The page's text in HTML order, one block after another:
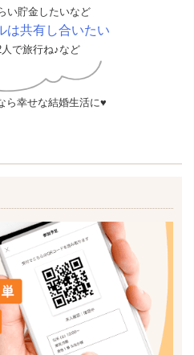
い貯金したいなど
は共有し合いたい
で旅行ね♪など
ら幸せな結婚生活に♥